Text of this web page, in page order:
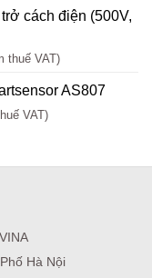
cách điện (500V,
thuế VAT)
AS807
VAT)
Hà Nội